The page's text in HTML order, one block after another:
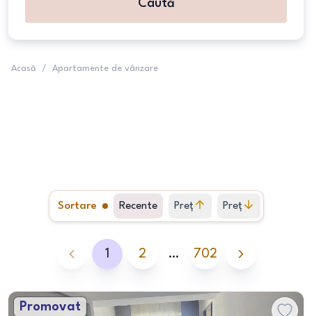
Caută
Acasă / Apartamente de vânzare
Sortare Recente Preț
crescător
Preț
descrescător
1 2 … 702
Promovat